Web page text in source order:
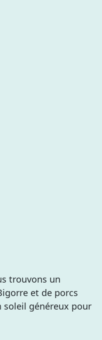
trouvons un
et de porcs
soleil généreux pour